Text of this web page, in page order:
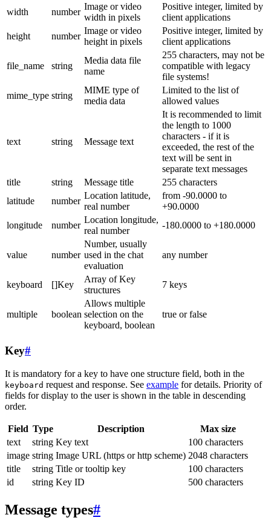
width
number
Image or video
width in pixels
Positive integer, limited by
client applications
height
number
Image or video
height in pixels
Positive integer, limited by
client applications
file_name string
Media data file
name
255 characters, may not be
compatible with legacy
file systems!
mime_type string
MIME type of
media data
Limited to the list of
allowed values
text string Message text
It is recommended to limit
the length to 1000
characters - if it is
exceeded, the rest of the
text will be sent in
separate text messages
title
string Message title
255 characters
latitude
number
Location latitude,
real number
from -90.0000 to
+90.0000
longitude
number
Location longitude,
real number
-180.0000 to +180.0000
value number
Number, usually
used in the chat
evaluation
any number
keyboard []Key
Array of Key
structures
7 keys
multiple boolean
Allows multiple
selection on the
keyboard, boolean
true or false
Key#
It is mandatory for a key to have one structure field, both in the
keyboard request and response. See example for details. Priority of
fields for display to the user is shown in the table in descending
order.
Field Type Description
Max size
text
string Key text
100 characters
image string Image URL (https or http scheme) 2048 characters
title
string Title or tooltip key
100 characters
id
string Key ID 500 characters
Message types#